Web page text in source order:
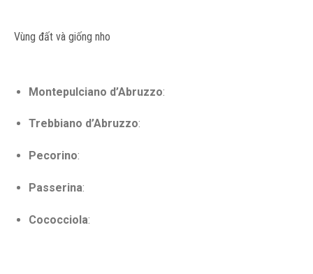
Vùng đất và giống nho
Montepulciano d’Abruzzo:
Trebbiano d’Abruzzo:
Pecorino:
Passerina:
Cococciola: